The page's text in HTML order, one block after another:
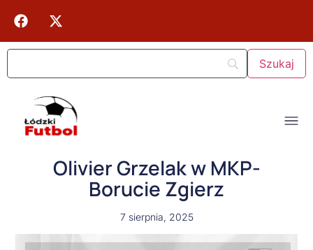
Olivier Grzelak w MKP-
Borucie Zgierz
7 sierpnia, 2025